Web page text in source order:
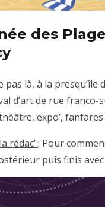
des
pas là, à la
d’art de rue franco-
expo’,
rédac’: Pour
puis finis